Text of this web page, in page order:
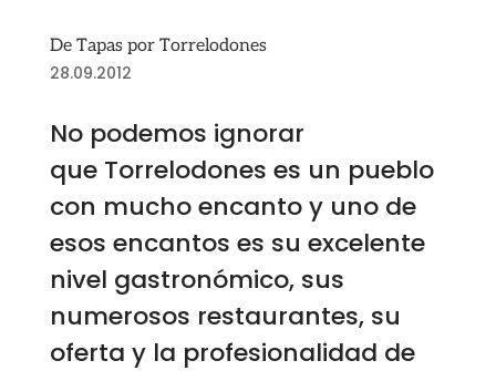
De Tapas por Torrelodones
28.09.2012
No podemos ignorar
que Torrelodones es un pueblo
con mucho encanto y uno de
esos encantos es su excelente
nivel gastronómico, sus
numerosos restaurantes, su
oferta y la profesionalidad de